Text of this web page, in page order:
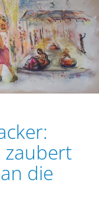
zaubert
die